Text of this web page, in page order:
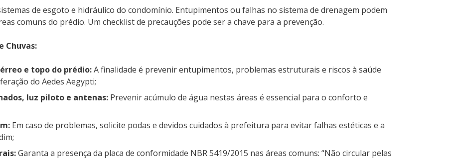
de esgoto e hidráulico do condomínio. Entupimentos ou falhas no sistema de drenagem podem
comuns do prédio. Um checklist de precauções pode ser a chave para a prevenção.
Chuvas:
e topo do prédio:A finalidade é prevenir entupimentos, problemas estruturais e riscos à saúde
do Aedes Aegypti;
luz piloto e antenas: Prevenir acúmulo de água nestas áreas é essencial para o conforto e
Em caso de problemas, solicite podas e devidos cuidados à prefeitura para evitar falhas estéticas e a
Garanta a presença da placa de conformidade NBR 5419/2015 nas áreas comuns: “Não circular pelas